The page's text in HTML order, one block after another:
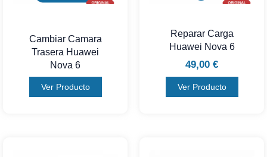
Cambiar Camara
Trasera Huawei
Nova 6
Ver Producto
Reparar Carga
Huawei Nova 6
49,00 €
Ver Producto